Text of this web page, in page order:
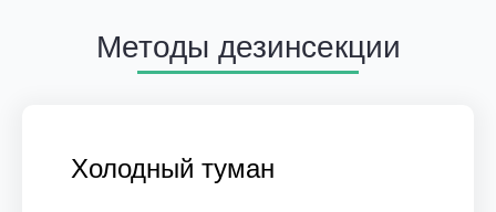
Методы дезинсекции
Холодный туман